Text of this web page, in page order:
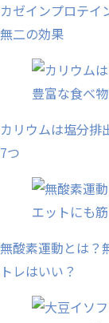
カゼインプロテイ
無二の効果
カリウムは塩分排
7つ
無酸素運動とは？
トレはいい？